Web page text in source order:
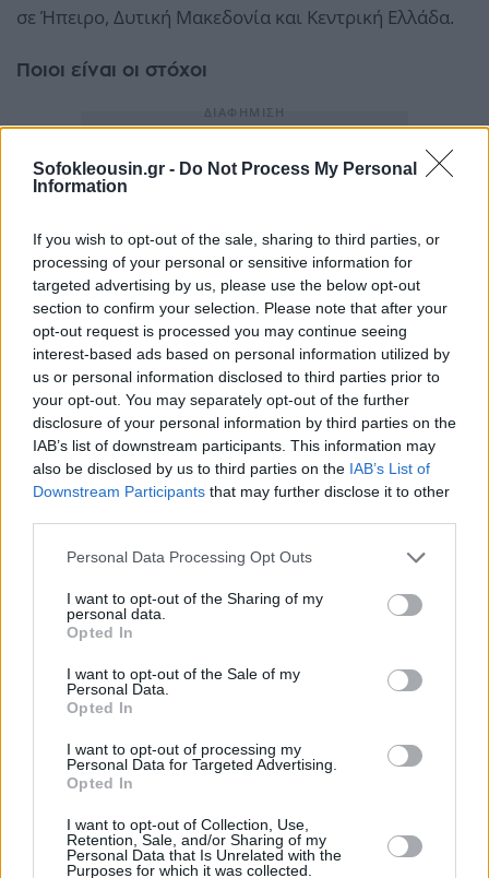
Sofokleousin.gr - Do Not Process My Personal
Information
If you wish to opt-out of the sale, sharing to third parties, or
processing of your personal or sensitive information for
targeted advertising by us, please use the below opt-out
section to confirm your selection. Please note that after your
opt-out request is processed you may continue seeing
interest-based ads based on personal information utilized by
us or personal information disclosed to third parties prior to
your opt-out. You may separately opt-out of the further
disclosure of your personal information by third parties on the
IAB’s list of downstream participants. This information may
also be disclosed by us to third parties on the IAB’s List of
Downstream Participants that may further disclose it to other
Personal Data Processing Opt Outs
I want to opt-out of the Sharing of my
personal data.
Opted In
I want to opt-out of the Sale of my
Personal Data.
Opted In
I want to opt-out of processing my
Personal Data for Targeted Advertising.
Opted In
I want to opt-out of Collection, Use,
Retention, Sale, and/or Sharing of my
Personal Data that Is Unrelated with the
Purposes for which it was collected.
σε Ήπειρο, Δυτική Μακεδονία και Κεντρική Ελλάδα.
Ποιοι είναι οι στόχοι
Οι έλεγχοι θα στοχεύσουν κυρίως σε
υψηλού κινδύνου παραβατικότητας
εργοδότες που δεν έχουν ελεγχθεί την
τελευταία